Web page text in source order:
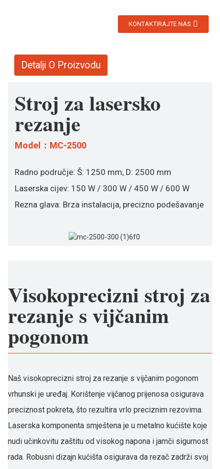
KONTAKTIRAJTE NAS
Detalji O Proizvodu
Stroj za lasersko
rezanje
Model：MC-2500
Radno područje: Š: 1250 mm, D: 2500 mm
Laserska cijev: 150 W / 300 W / 450 W / 600 W
Rezna glava: Brza instalacija, precizno podešavanje
Visokoprecizni stroj za
rezanje s vijčanim
pogonom
Naš visokoprecizni stroj za rezanje s vijčanim pogonom
vrhunski je uređaj. Korištenje vijčanog prijenosa osigurava
preciznost pokreta, što rezultira vrlo preciznim rezovima.
Laserska komponenta smještena je u metalno kućište koje
nudi učinkovitu zaštitu od visokog napona i jamči sigurnost
rada. Robusni dizajn kućišta osigurava da rezač zadrži svoj